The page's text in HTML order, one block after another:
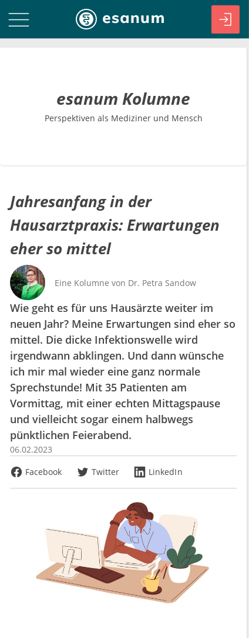
esanum Kolumne
Perspektiven als Mediziner und Mensch
Jahresanfang in der
Hausarztpraxis: Erwartungen
eher so mittel
Eine Kolumne von Dr. Petra Sandow
Wie geht es für uns Hausärzte weiter im
neuen Jahr? Meine Erwartungen sind eher so
mittel. Die dicke Infektionswelle wird
irgendwann abklingen. Und dann wünsche
ich mir mal wieder eine ganz normale
Sprechstunde! Mit 35 Patienten am
Vormittag, mit einer echten Mittagspause
und vielleicht sogar einem halbwegs
pünktlichen Feierabend.
06.02.2023
Facebook
Twitter LinkedIn